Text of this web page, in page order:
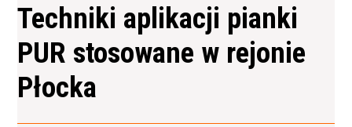
Techniki aplikacji pianki
PUR stosowane w rejonie
Płocka